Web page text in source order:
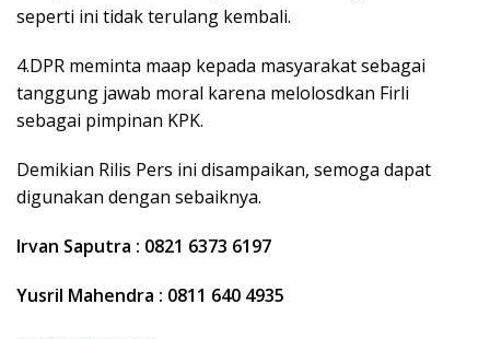
seperti ini tidak terulang kembali.
4.DPR meminta maap kepada masyarakat sebagai
tanggung jawab moral karena melolosdkan Firli
sebagai pimpinan KPK.
Demikian Rilis Pers ini disampaikan, semoga dapat
digunakan dengan sebaiknya.
Irvan Saputra : 0821 6373 6197
Yusril Mahendra : 0811 640 4935